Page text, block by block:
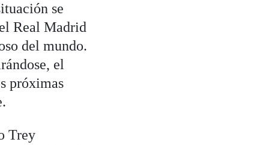
se
Real Madrid
del mundo.
el
próximas
Trey